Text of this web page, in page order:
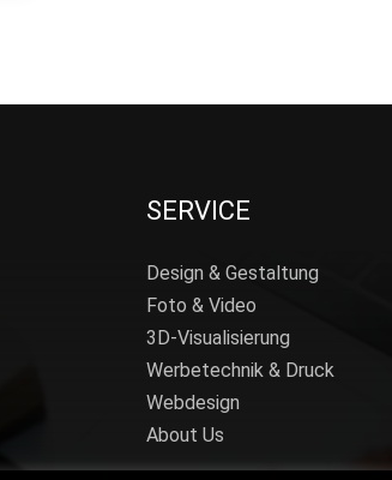
SERVICE
Design & Gestaltung
Foto & Video
3D-Visualisierung
Werbetechnik & Druck
Webdesign
About Us